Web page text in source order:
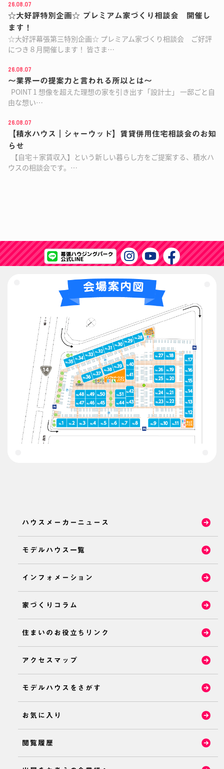
26.08.07
☆大好評特別企画☆ プレミアム家づくり相談会 開催し
ます！
☆大好評幕張第三特別企画☆ プレミアム家づくり相談会 ご好評
につき８月開催します！ 皆さま…
26.08.07
～業界一の提案力と言われる所以とは～
POINT 1 想像を超えた理想の家を引き出す「設計士」 一邸ごと自
由な想い…
26.08.07
【積水ハウス｜シャーウッド】賃貸併用住宅相談会のお知
らせ
【自宅＋家賃収入】という新しい暮らし方をご提案する、積水ハ
ウスの相談会です。…
ハウスメーカーニュース
モデルハウス一覧
インフォメーション
家づくりコラム
住まいのお役立ちリンク
アクセスマップ
モデルハウスをさがす
お気に入り
閲覧履歴